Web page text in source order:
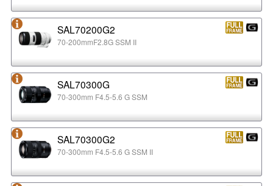
SAL70200G2
70-200mmF2.8G SSM II
SAL70300G
70-300mm F4.5-5.6 G SSM
SAL70300G2
70-300mm F4.5-5.6 G SSM II